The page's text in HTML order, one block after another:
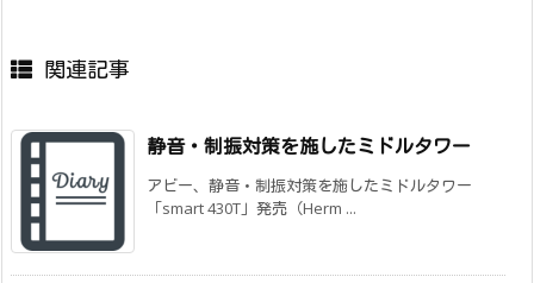
関連記事
静音・制振対策を施したミドルタワー
アビー、静音・制振対策を施したミドルタワー
「smart 430T」発売（Herm ...